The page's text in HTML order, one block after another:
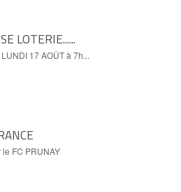
LOTERIE......
17 AOÛT à 7h...
FC PRUNAY